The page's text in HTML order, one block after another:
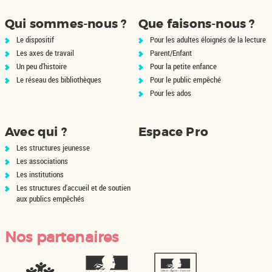
Qui sommes-nous ?
Le dispositif
Les axes de travail
Un peu d'histoire
Le réseau des bibliothèques
Que faisons-nous ?
Pour les adultes éloignés de la lecture
Parent/Enfant
Pour la petite enfance
Pour le public empêché
Pour les ados
Avec qui ?
Les structures jeunesse
Les associations
Les institutions
Les structures d'accueil et de soutien
aux publics empêchés
Espace Pro
Nos partenaires